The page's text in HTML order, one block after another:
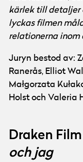
kärlek till detaljer
lyckas filmen
relationerna inom
Juryn bestod av:
Ranerås, Elliot
Małgorzata
Holst och Valeria
Draken
och jag